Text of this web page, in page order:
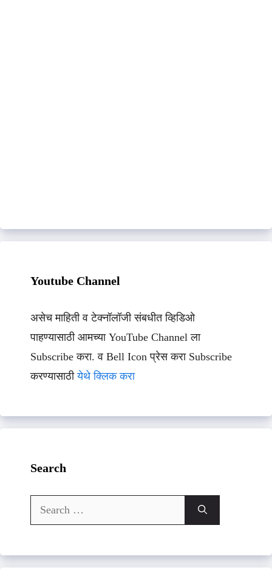
Youtube Channel
असेच माहिती व टेक्नॉलॉजी संबधीत व्हिडिओ
पाहण्यासाठी आमच्या YouTube Channel ला
Subscribe करा. व Bell Icon प्रेस करा Subscribe
करण्यासाठीयेथे क्लिक करा
Search
Search
for: